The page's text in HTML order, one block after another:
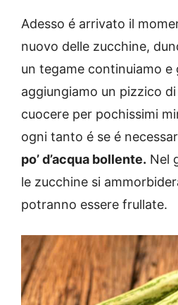
Adesso é arrivato il
nuovo delle zucchine,
un tegame continuiamo e
aggiungiamo un pizzico
cuocere per pochissimi
ogni tanto é se é
po’ d’acqua bollente. Nel
le zucchine si
potranno essere frullate.